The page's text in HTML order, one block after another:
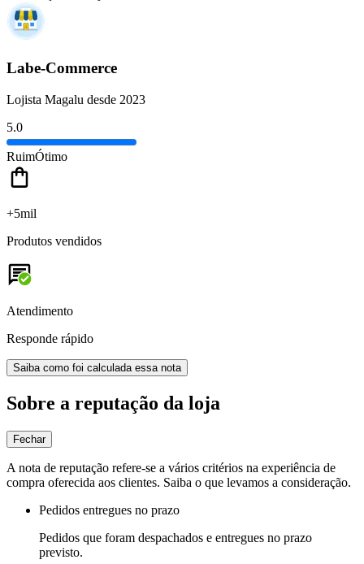
Labe-Commerce
Lojista Magalu desde 2023
5.0
RuimÓtimo
+5mil
Produtos vendidos
Atendimento
Responde rápido
Saiba como foi calculada essa nota
Sobre a reputação da loja
Fechar
A nota de reputação refere-se a vários critérios na experiência de
compra oferecida aos clientes. Saiba o que levamos a consideração.
Pedidos entregues no prazo
Pedidos que foram despachados e entregues no prazo
previsto.